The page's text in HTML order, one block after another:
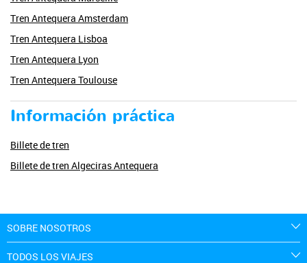
Tren Antequera Amsterdam
Tren Antequera Lisboa
Tren Antequera Lyon
Tren Antequera Toulouse
Información práctica
Billete de tren
Billete de tren Algeciras Antequera
SOBRE NOSOTROS
TODOS LOS VIAJES